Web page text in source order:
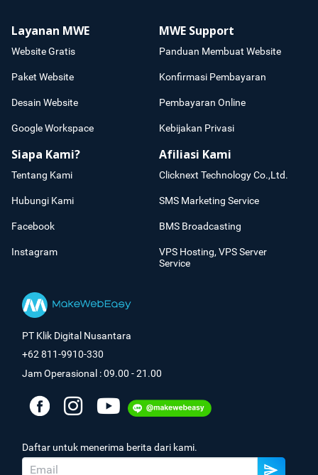
Layanan MWE
Website Gratis
Paket Website
Desain Website
Google Workspace
MWE Support
Panduan Membuat Website
Konfirmasi Pembayaran
Pembayaran Online
Kebijakan Privasi
Siapa Kami?
Tentang Kami
Hubungi Kami
Facebook
Instagram
Afiliasi Kami
Clicknext Technology Co.,Ltd.
SMS Marketing Service
BMS Broadcasting
VPS Hosting, VPS Server
Service
PT Klik Digital Nusantara
+62 811-9910-330
Jam Operasional : 09.00 - 21.00
Daftar untuk menerima berita dari kami.